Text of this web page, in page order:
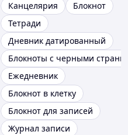
Канцелярия
Блокнот
Тетради
Дневник датированный
Блокноты с черными
Ежедневник
Блокнот в клетку
Блокнот для записей
Журнал записи